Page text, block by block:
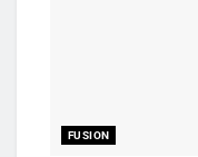
FUSION